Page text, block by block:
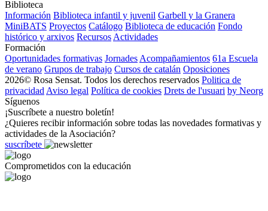
Biblioteca
Información Biblioteca infantil y juvenil Garbell y la Granera
MiniBATS Proyectos Catálogo Biblioteca de educación Fondo
histórico y arxivos Recursos Actividades
Formación
Oportunidades formativas Jornades Acompañamientos 61a Escuela
de verano Grupos de trabajo Cursos de catalán Oposiciones
2026© Rosa Sensat. Todos los derechos reservados Politica de
privacidad Aviso legal Política de cookies Drets de l'usuari by Neorg
Síguenos
¡Suscríbete a nuestro boletín!
¿Quieres recibir información sobre todas las novedades formativas y
actividades de la Asociación?
suscríbete
Comprometidos con la educación